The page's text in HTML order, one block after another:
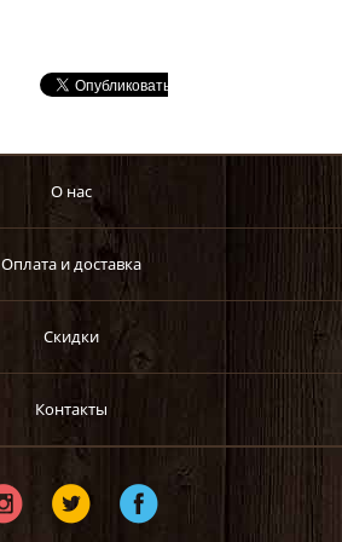
О нас
Оплата и доставка
Скидки
Контакты